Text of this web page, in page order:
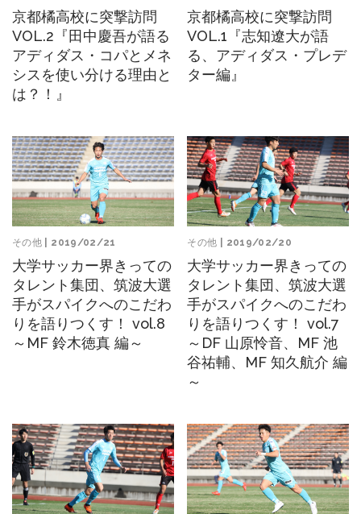
京都橘高校に突撃訪問
VOL.2『田中慶吾が語る
アディダス・コパとメネ
シスを使い分ける理由と
は？！』
京都橘高校に突撃訪問
VOL.1『志知遼大が語
る、アディダス・プレデ
ター編』
その他 | 2019/02/21
大学サッカー界きっての
タレント集団、筑波大選
手がスパイクへのこだわ
りを語りつくす！ vol.8
～MF 鈴木徳真 編～
その他 | 2019/02/20
大学サッカー界きっての
タレント集団、筑波大選
手がスパイクへのこだわ
りを語りつくす！ vol.7
～DF 山原怜音、MF 池
谷祐輔、MF 知久航介 編
～